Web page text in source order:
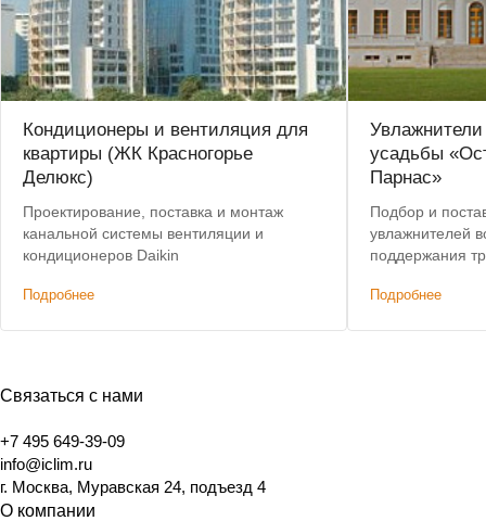
Кондиционеры и вентиляция для
квартиры (ЖК Красногорье
Делюкс)
Проектирование, поставка и монтаж
канальной системы вентиляции и
кондиционеров Daikin
Подробнее
усадьбы
Парнас»
Подбор и
увлажнителей
поддержания
Подробнее
Связаться с нами
+7 495 649-39-09
info@iclim.ru
г. Москва, Муравская 24, подъезд 4
О компании